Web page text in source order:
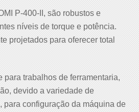
P-400-II, são robustos e
níveis de torque e potência.
projetados para oferecer total
para trabalhos de ferramentaria,
devido a variedade de
para configuração da máquina de